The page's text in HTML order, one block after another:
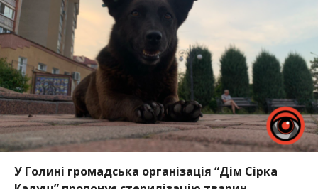
У Голині громадська організація “Дім Сірка